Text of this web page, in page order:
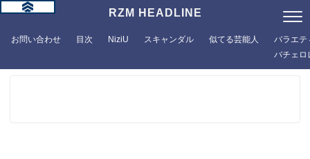
RZM HEADLINE
お問い合わせ 目次 NiziU スキャンダル 似てる芸能人
バラエテ
バチェロ